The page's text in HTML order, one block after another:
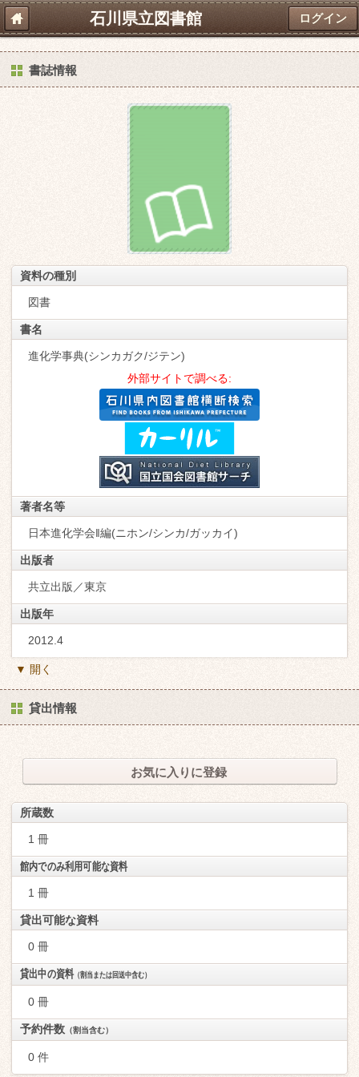
石川県立図書館 ログイン
書誌情報
資料の種別
図書
書名
進化学事典(シンカガク/ジテン)
外部サイトで調べる:
著者名等
日本進化学会‖編(ニホン/シンカ/ガッカイ)
出版者
共立出版／東京
出版年
2012.4
▼ 開く
貸出情報
お気に入りに登録
所蔵数
1 冊
館内でのみ利用可能な資料
1 冊
貸出可能な資料
0 冊
貸出中の資料（割当または回送中含む）
0 冊
予約件数 （割当含む）
0 件